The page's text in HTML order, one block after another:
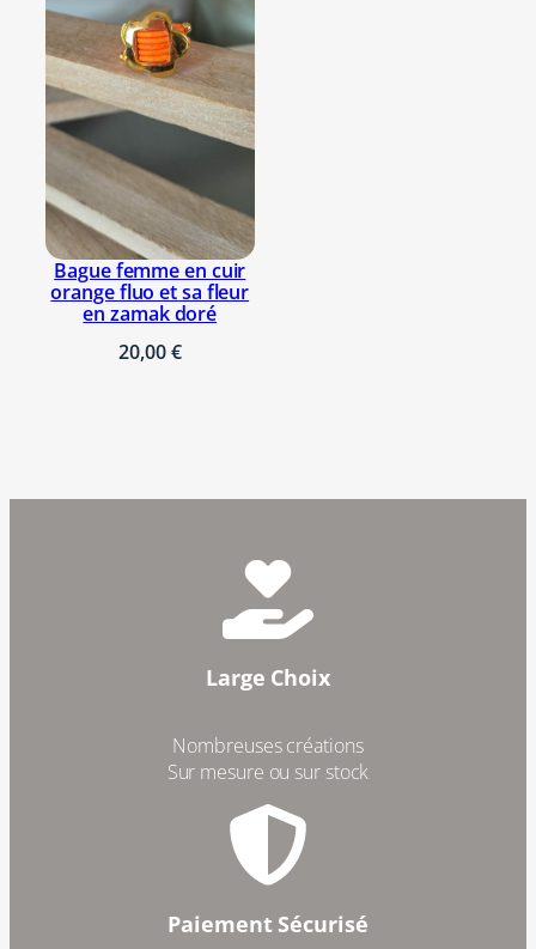
Bague femme en cuir
orange fluo et sa fleur
en zamak doré
20,00€
Large Choix
Nombreuses créations
Sur mesure ou sur stock
Paiement Sécurisé